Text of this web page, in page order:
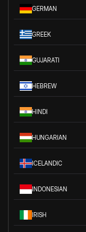
GERMAN
GREEK
GUJARATI
HEBREW
HINDI
HUNGARIAN
ICELANDIC
INDONESIAN
IRISH